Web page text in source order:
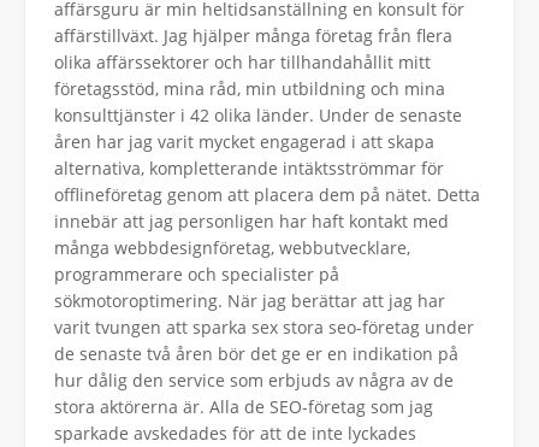
affärsguru är min heltidsanställning en konsult för
affärstillväxt. Jag hjälper många företag från flera
olika affärssektorer och har tillhandahållit mitt
företagsstöd, mina råd, min utbildning och mina
konsulttjänster i 42 olika länder. Under de senaste
åren har jag varit mycket engagerad i att skapa
alternativa, kompletterande intäktsströmmar för
offlineföretag genom att placera dem på nätet. Detta
innebär att jag personligen har haft kontakt med
många webbdesignföretag, webbutvecklare,
programmerare och specialister på
sökmotoroptimering. När jag berättar att jag har
varit tvungen att sparka sex stora seo-företag under
de senaste två åren bör det ge er en indikation på
hur dålig den service som erbjuds av några av de
stora aktörerna är. Alla de SEO-företag som jag
sparkade avskedades för att de inte lyckades